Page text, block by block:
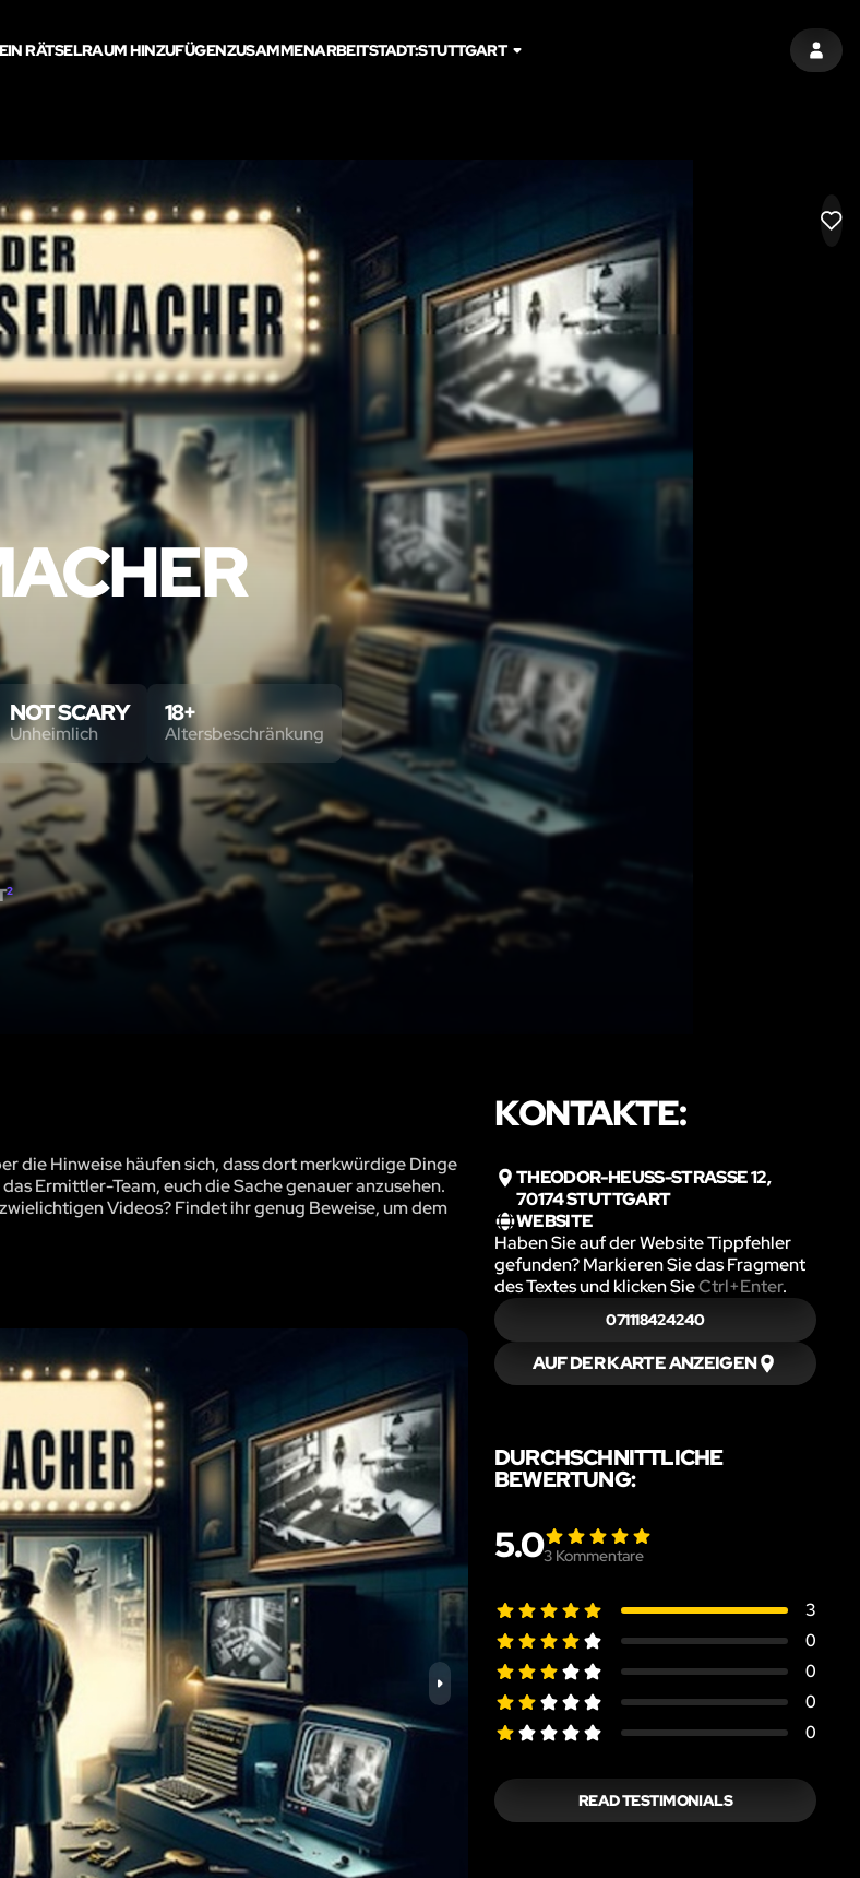
RÄTSELRAUM HINZUFÜGENZUSAMMENARBEITSTADT:STUTTGART
2
NOT SCARY
Unheimlich
18+
Altersbeschränkung
die Hinweise häufen sich, dass dort merkwürdige Dinge
Ermittler-Team, euch die Sache genauer anzusehen.
Videos? Findet ihr genug Beweise, um dem
KONTAKTE:
THEODOR-HEUSS-STRASSE 12, 7
0174 STUTTGART
WEBSITE
Haben Sie auf der Website Tippfehler
gefunden? Markieren Sie das Fragment
des Textes und klicken SieCtrl+Enter.
071118424240
AUF DER KARTE ANZEIGEN
DURCHSCHNITTLICHE
BEWERTUNG:
5.03 Kommentare
3
0
0
0
0
READ TESTIMONIALS